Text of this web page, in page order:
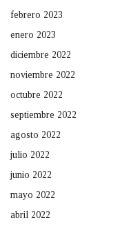
febrero 2023
enero 2023
diciembre 2022
noviembre 2022
octubre 2022
septiembre 2022
agosto 2022
julio 2022
junio 2022
mayo 2022
abril 2022